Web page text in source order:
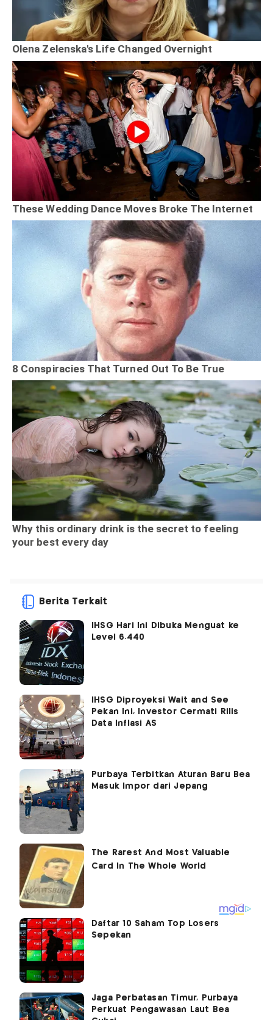
Berita Terkait
IHSG Hari Ini Dibuka Menguat ke
Level 6.440
IHSG Diproyeksi Wait and See
Pekan Ini, Investor Cermati Rilis
Data Inflasi AS
Purbaya Terbitkan Aturan Baru Bea
Masuk Impor dari Jepang
Daftar 10 Saham Top Losers
Sepekan
Jaga Perbatasan Timur, Purbaya
Perkuat Pengawasan Laut Bea